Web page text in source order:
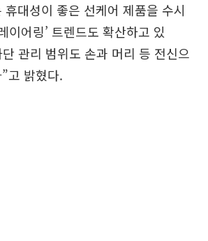
대성이 좋은 선케어 제품을 수시
이어링’ 트렌드도 확산하고 있
관리 범위도 손과 머리 등 전신으
고 밝혔다.